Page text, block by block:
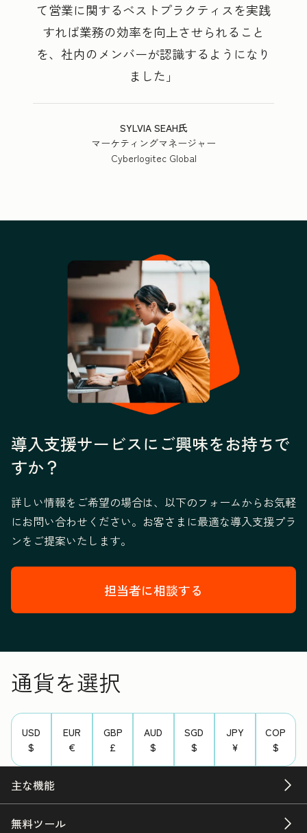
て営業に関するベストプラクティスを実践
すれば業務の効率を向上させられること
を、社内のメンバーが認識するようになり
ました
SYLVIA SEAH氏
マーケティングマネージャー
Cyberlogitec Global
導入支援サービスにご興味をお持ちで
すか？
詳しい情報をご希望の場合は、以下のフォームからお気軽
にお問い合わせください。お客さまに最適な導入支援プラ
ンをご提案いたします。
担当者に相談する
通貨を選択
USD
$
EUR
€
GBP
£
AUD
$
SGD
$
JPY
¥
COP
$
主な機能
無料ツール